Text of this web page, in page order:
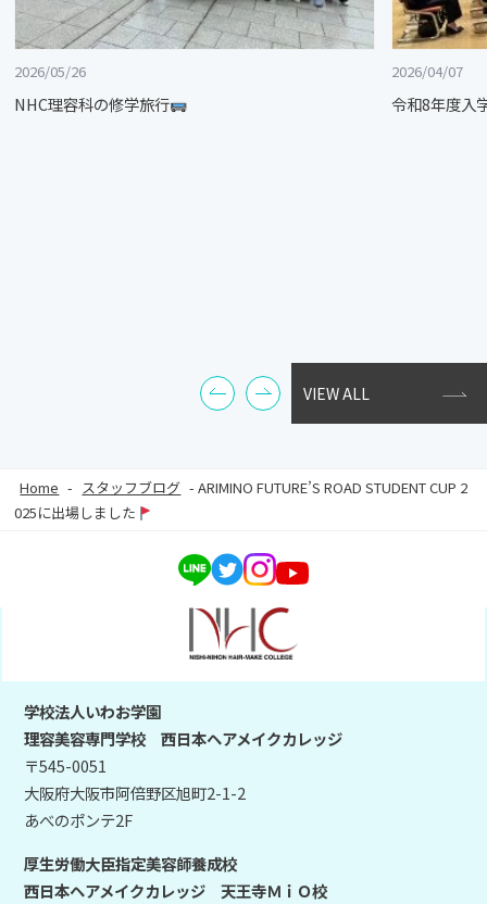
2026/05/26
NHC理容科の修学旅行
2026/04/07
令和8年度入
VIEW ALL
Home - スタッフブログ -ARIMINO FUTURE’S ROAD STUDENT CUP 2
025に出場しました
学校法人いわお学園
理容美容専門学校 西日本ヘアメイクカレッジ
〒545-0051
大阪府大阪市阿倍野区旭町2-1-2
あべのポンテ2F
厚生労働大臣指定美容師養成校
西日本ヘアメイクカレッジ 天王寺ＭｉＯ校